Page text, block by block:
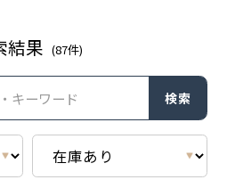
結果 (87件)
検索